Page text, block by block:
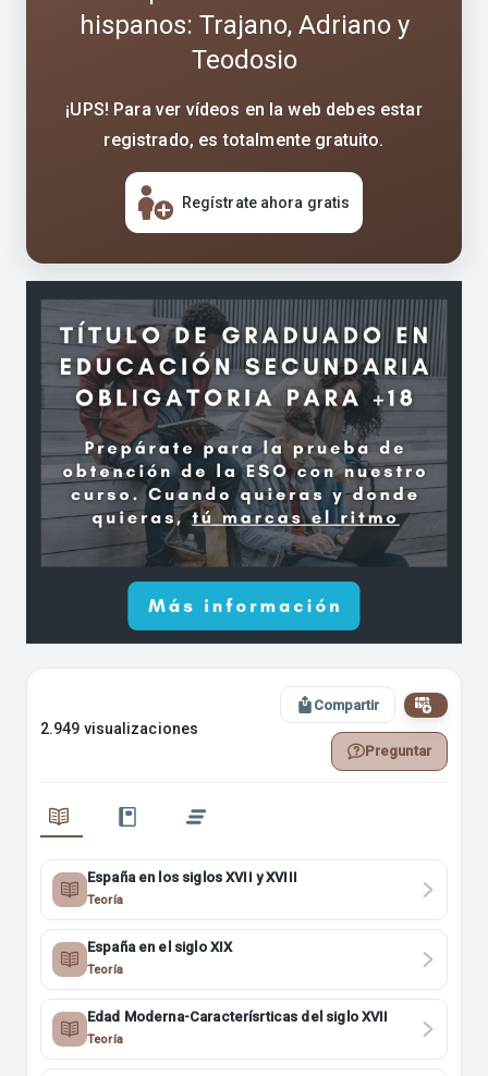
hispanos: Trajano, Adriano y
Teodosio
¡UPS! Para ver vídeos en la web debes estar
registrado, es totalmente gratuito.
Regístrate ahora gratis
2.949 visualizaciones
Compartir
Preguntar
España en los siglos XVII y XVIII
Teoría
España en el siglo XIX
Teoría
Edad Moderna-Caracterísrticas del siglo XVII
Teoría